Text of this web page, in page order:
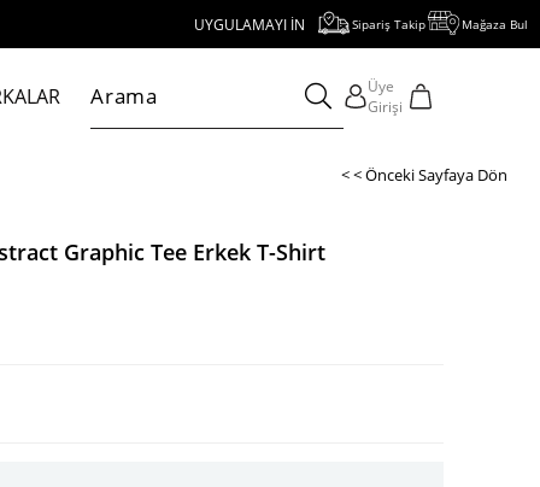
UYGULAMAYI İNDİR, 1000 TL VE ÜZERİ ALIŞVERİŞE 250 TL
Sipariş Takip Mağaza Bul
Üye
Girişi
< < Önceki Sayfaya Dön
Graphic Tee Erkek T-Shirt